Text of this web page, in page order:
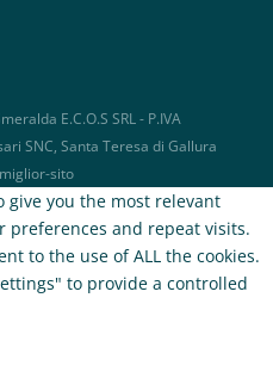
E.C.O.S SRL - P.IVA
SNC, Santa Teresa di Gallura
miglior-sito
give you the most relevant
preferences and repeat visits.
to the use of ALL the cookies.
to provide a controlled